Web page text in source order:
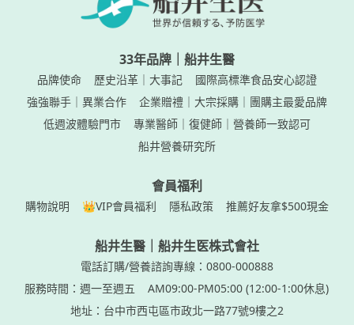
33年品牌｜船井生醫
品牌使命 歷史沿革｜大事記
國際高標準食品安心認證
強強聯手｜異業合作
企業贈禮｜大宗採購｜團購主最愛品牌
專業醫師｜復健師｜營養師一致認可
會員福利
船井生醫｜船井生医株式會社
電話訂購/營養諮詢專線：0800-000888
服務時間：週一至週五
AM09:00-PM05:00 (12:00-1:00休息)